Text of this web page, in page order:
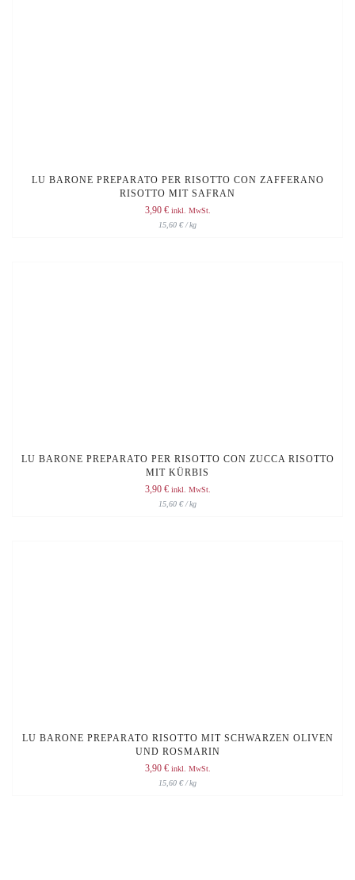
LU BARONE PREPARATO PER RISOTTO CON ZAFFERANO
RISOTTO MIT SAFRAN
3,90 € inkl. MwSt.
15,60 € /kg
LU BARONE PREPARATO PER RISOTTO CON ZUCCA RISOTTO
MIT KÜRBIS
3,90 € inkl. MwSt.
15,60 € /kg
LU BARONE PREPARATO RISOTTO MIT SCHWARZEN OLIVEN
UND ROSMARIN
3,90 € inkl. MwSt.
15,60 € /kg